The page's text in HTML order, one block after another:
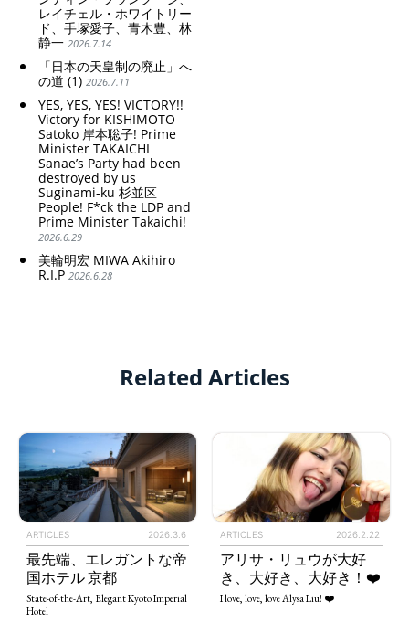
レイチェル・ホワイトリー
ド、手塚愛子、青木豊、林
静一 2026.7.14
「日本の天皇制の廃止」へ
の道 (1) 2026.7.11
YES, YES, YES! VICTORY!!
Victory for KISHIMOTO
Satoko 岸本聡子! Prime
Minister TAKAICHI
Sanae’s Party had been
destroyed by us
Suginami-ku 杉並区
People! F*ck the LDP and
Prime Minister Takaichi!
2026.6.29
美輪明宏 MIWA Akihiro
R.I.P 2026.6.28
Related Articles
ARTICLES 2026.3.6
最先端、エレガントな帝
国ホテル 京都
State-of-the-Art, Elegant Kyoto Imperial
Hotel
ARTICLES 2026.2.22
アリサ・リュウが大好
き、大好き、大好き！❤️
I love, love, love Alysa Liu! ❤️